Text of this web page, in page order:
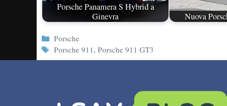
Porsche Panamera S Hybrid a
Ginevra
Nuova
Categorie
Porsche
Tag
Porsche 911,Porsche 911 GT3